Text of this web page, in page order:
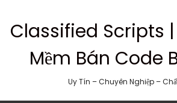
Classified Scripts |
Mềm Bán Code
Uy Tín – Chuyên Nghiệp –